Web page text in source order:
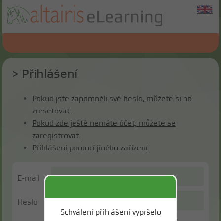
Přihlášení
Pokud jste zapomněli své heslo, můžete si ho
zresetovat.
Pokud zde ještě nemáte účet, můžete se
zaregistrovat.
Přihlášení pomocí jiného zařízení
E-mail
Heslo
Schválení přihlášení vypršelo